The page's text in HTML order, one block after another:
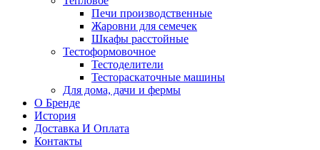
Печи производственные
Жаровни для семечек
Шкафы расстойные
Тестоформовочное
Тестоделители
Тестораскаточные машины
Для дома, дачи и фермы
О Бренде
История
Доставка И Оплата
Контакты